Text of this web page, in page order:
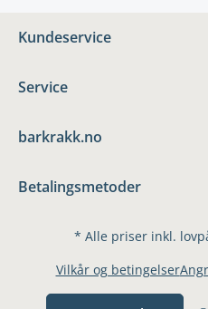
Kundeservice
Service
barkrakk.no
Betalingsmetoder
* Alle priser inkl.
Vilkår og betingelser